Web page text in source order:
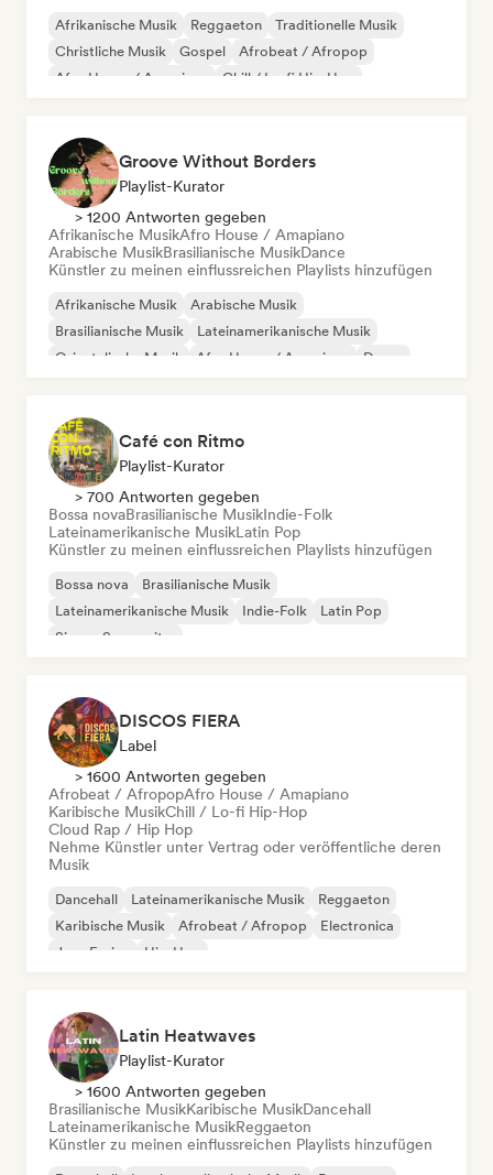
Afrikanische Musik Reggaeton
Traditionelle Musik
Christliche Musik
Gospel
Afrobeat / Afropop
Afro House / Amapiano
Chill / Lo-fi Hip-Hop
Groove Without Borders
Playlist-Kurator
> 1200 Antworten gegeben
Afrikanische MusikAfro House / Amapiano
Arabische MusikBrasilianische MusikDance
Künstler zu meinen einflussreichen Playlists hinzufügen
Afrikanische Musik
Arabische Musik
Brasilianische Musik
Lateinamerikanische Musik
Orientalische Musik
Afro House / Amapiano
Dance
Café con Ritmo
Playlist-Kurator
> 700 Antworten gegeben
Bossa novaBrasilianische MusikIndie-Folk
Lateinamerikanische MusikLatin Pop
Künstler zu meinen einflussreichen Playlists hinzufügen
Bossa nova
Brasilianische Musik
Lateinamerikanische Musik
Indie-Folk
Latin Pop
Singer-Songwriter
DISCOS FIERA
Label
> 1600 Antworten gegeben
Afrobeat / AfropopAfro House / Amapiano
Karibische MusikChill / Lo-fi Hip-Hop
Cloud Rap / Hip Hop
Nehme Künstler unter Vertrag oder veröffentliche deren
Musik
Dancehall Lateinamerikanische Musik
Reggaeton
Karibische Musik
Afrobeat / Afropop
Electronica
Jazz-Fusion
Hip-Hop
Latin Heatwaves
Playlist-Kurator
> 1600 Antworten gegeben
Brasilianische MusikKaribische MusikDancehall
Lateinamerikanische MusikReggaeton
Künstler zu meinen einflussreichen Playlists hinzufügen